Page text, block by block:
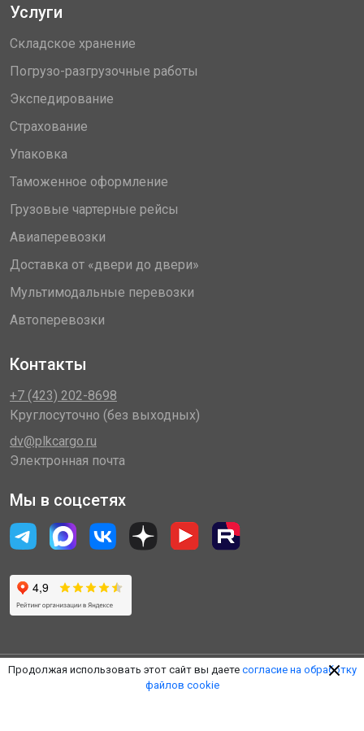
Услуги
Складское хранение
Погрузо-разгрузочные работы
Экспедирование
Страхование
Упаковка
Таможенное оформление
Грузовые чартерные рейсы
Авиаперевозки
Доставка от «двери до двери»
Мультимодальные перевозки
Автоперевозки
Контакты
+7 (423) 202-8698
Круглосуточно (без выходных)
dv@plkcargo.ru
Электронная почта
Мы в соцсетях
© 2014 - 2026 «Пулковская Логистическая Компания»
Продолжая использовать этот сайт вы даете согласие на обработку
файлов cookie